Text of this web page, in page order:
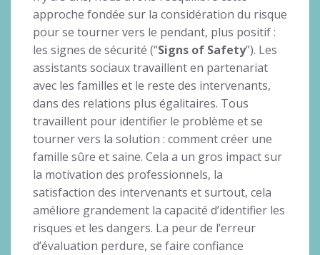
approche fondée sur la considération du risque
pour se tourner vers le pendant, plus positif :
les signes de sécurité (“Signs of Safety”). Les
assistants sociaux travaillent en partenariat
avec les familles et le reste des intervenants,
dans des relations plus égalitaires. Tous
travaillent pour identifier le problème et se
tourner vers la solution : comment créer une
famille sûre et saine. Cela a un gros impact sur
la motivation des professionnels, la
satisfaction des intervenants et surtout, cela
améliore grandement la capacité d’identifier les
risques et les dangers. La peur de l’erreur
d’évaluation perdure, se faire confiance